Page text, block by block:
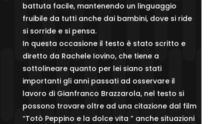
battuta facile, mantenendo un linguaggio
fruibile da tutti anche dai bambini, dove si ride
si sorride e si pensa.
In questa occasione il testo è stato scritto e
diretto da Rachele Iovino, che tiene a
sottolineare quanto per lei siano stati
importanti gli anni passati ad osservare il
lavoro di Gianfranco Brazzarola, nel testo si
possono trovare oltre ad una citazione dal film
“Totò Peppino e la dolce vita ” anche situazioni